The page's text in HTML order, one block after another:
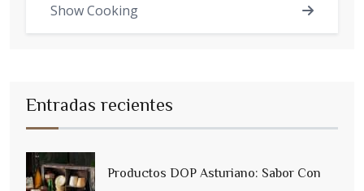
Show Cooking
Entradas recientes
Productos DOP Asturiano: Sabor Con